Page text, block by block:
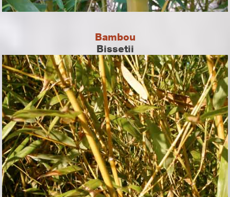
Bambou
Bissetii